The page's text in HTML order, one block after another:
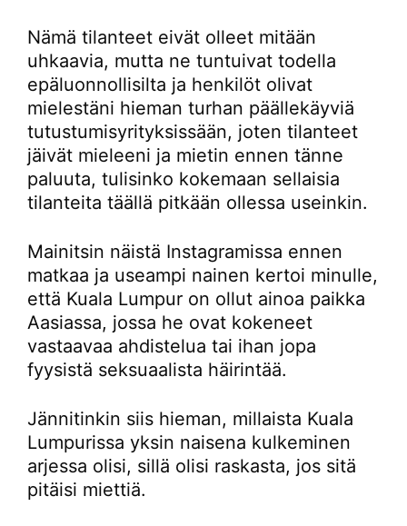
Nämä tilanteet eivät olleet mitään
uhkaavia, mutta ne tuntuivat todella
epäluonnollisilta ja henkilöt olivat
mielestäni hieman turhan päällekäyviä
tutustumisyrityksissään, joten tilanteet
jäivät mieleeni ja mietin ennen tänne
paluuta, tulisinko kokemaan sellaisia
tilanteita täällä pitkään ollessa useinkin.
Mainitsin näistä Instagramissa ennen
matkaa ja useampi nainen kertoi minulle,
että Kuala Lumpur on ollut ainoa paikka
Aasiassa, jossa he ovat kokeneet
vastaavaa ahdistelua tai ihan jopa
fyysistä seksuaalista häirintää.
Jännitinkin siis hieman, millaista Kuala
Lumpurissa yksin naisena kulkeminen
arjessa olisi, sillä olisi raskasta, jos sitä
pitäisi miettiä.